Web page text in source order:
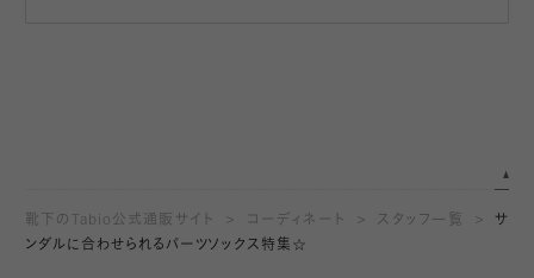
靴下のTabio公式通販サイト コーディネート スタッフ一覧
サ
ンダルに合わせられるパーツソックス特集☆